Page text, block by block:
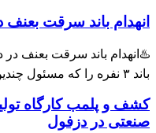
باند سرقت بعنف در
باند سرقت بعنف در
فقره
و پلمب کارگاه تولید
در دزفول